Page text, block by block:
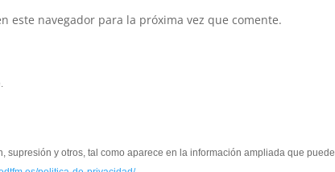
este navegador para la próxima vez que comente.
supresión y otros, tal como aparece en la información ampliada que puede